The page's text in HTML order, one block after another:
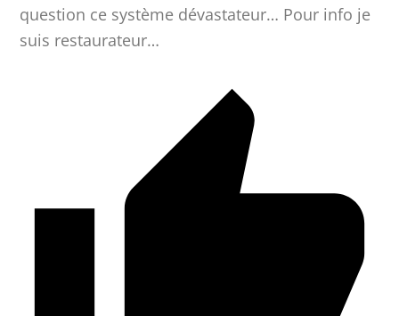
question ce système dévastateur… Pour info je
suis restaurateur…